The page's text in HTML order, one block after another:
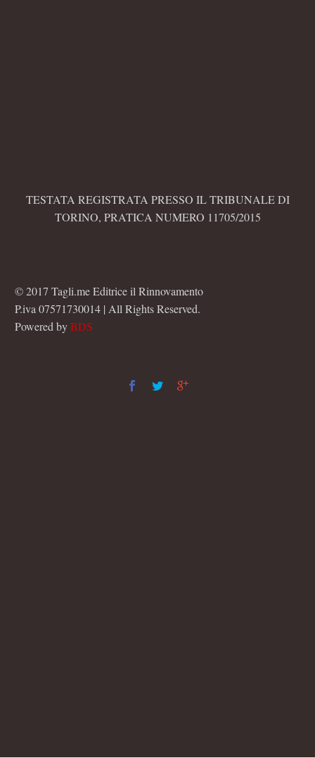
TESTATA REGISTRATA PRESSO IL TRIBUNALE DI
TORINO, PRATICA NUMERO 11705/2015
© 2017 Tagli.me Editrice il Rinnovamento
P.iva 07571730014 | All Rights Reserved.
Powered byBDS